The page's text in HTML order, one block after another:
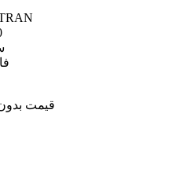
قیمت بدون